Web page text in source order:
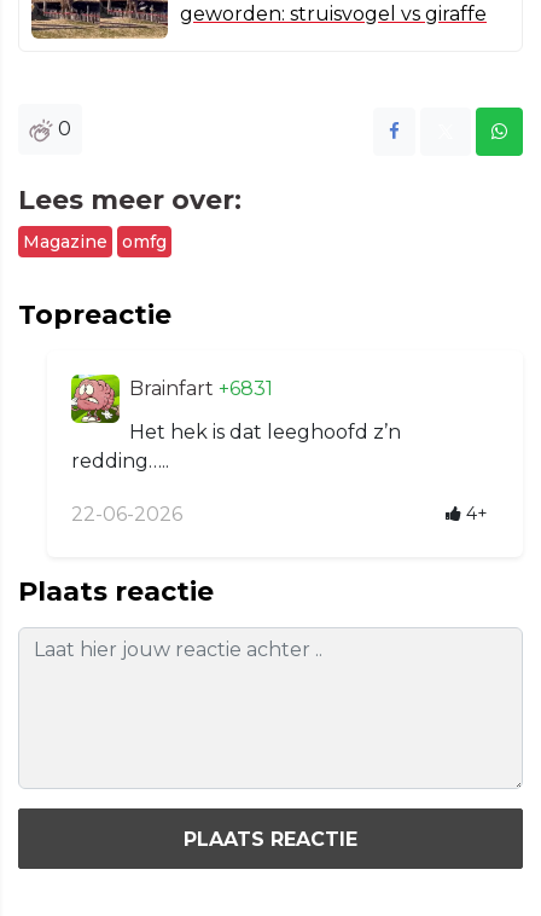
geworden: struisvogel vs giraffe
0
Lees meer over:
Magazine omfg
Topreactie
Brainfart +6831
Het hek is dat leeghoofd z’n
redding…..
22-06-2026 4+
Plaats reactie
PLAATS REACTIE